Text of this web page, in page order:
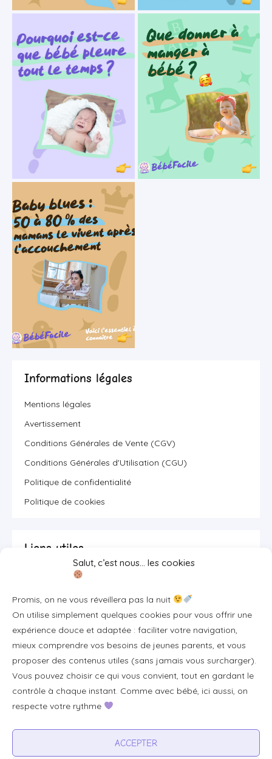
Salut, c’est nous… les cookies
Promis, on ne vous réveillera pas la nuit
On utilise simplement quelques cookies pour vous offrir une
expérience douce et adaptée : faciliter votre navigation,
mieux comprendre vos besoins de jeunes parents, et vous
proposer des contenus utiles (sans jamais vous surcharger).
Vous pouvez choisir ce qui vous convient, tout en gardant le
contrôle à chaque instant. Comme avec bébé, ici aussi, on
respecte votre rythme
ACCEPTER
Informations légales
Mentions légales
Avertissement
Conditions Générales de Vente (CGV)
Conditions Générales d'Utilisation (CGU)
Politique de confidentialité
Politique de cookies
Liens utiles
Se connecter/S'inscrire
FAQ / Livraison & accès
À propos
Plan du site
Tous les articles
Professionnels & partenariats